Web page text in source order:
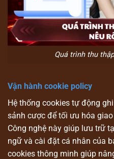
Quá trình thu
Vận hành cookie policy
Hệ thống cookies tự động
sảnh cược để tối ưu hóa
Công nghệ này giúp lưu trữ
ngữ và cài đặt cá nhân của
cookies thông minh giúp